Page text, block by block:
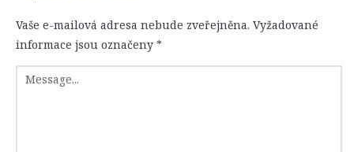
Vaše e-mailová adresa nebude zveřejněna. Vyžadované
informace jsou označeny *